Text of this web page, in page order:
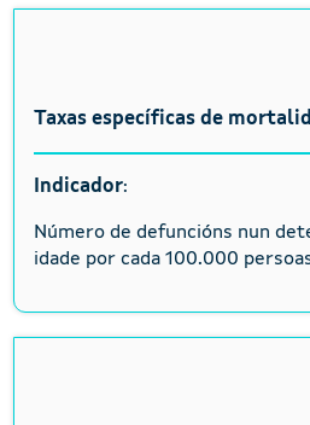
Taxas específicas de
Indicador:
Número de defuncións nun
idade por cada 100.000